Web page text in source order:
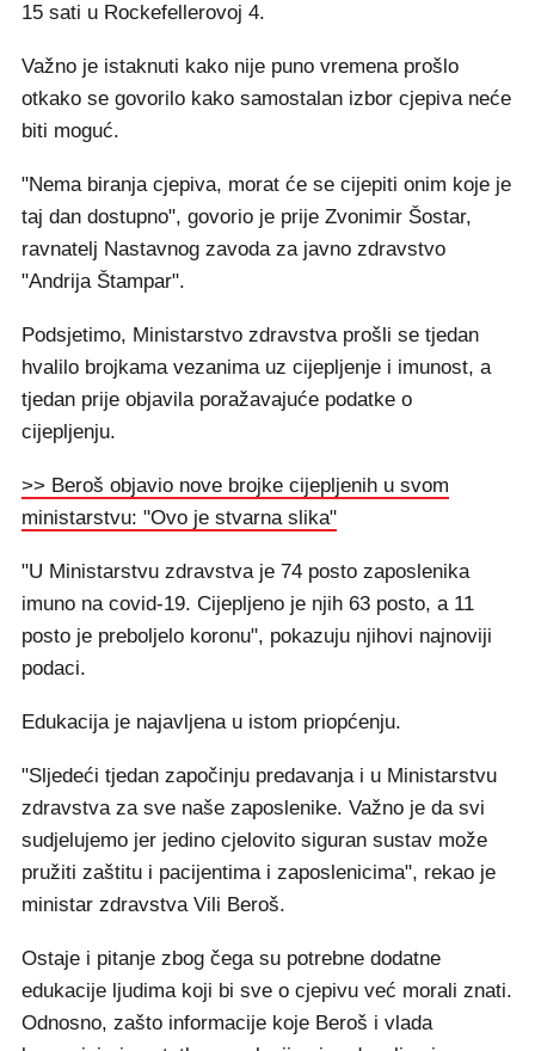
15 sati u Rockefellerovoj 4.
Važno je istaknuti kako nije puno vremena prošlo
otkako se govorilo kako samostalan izbor cjepiva neće
biti moguć.
"Nema biranja cjepiva, morat će se cijepiti onim koje je
taj dan dostupno", govorio je prije Zvonimir Šostar,
ravnatelj Nastavnog zavoda za javno zdravstvo
"Andrija Štampar".
Podsjetimo, Ministarstvo zdravstva prošli se tjedan
hvalilo brojkama vezanima uz cijepljenje i imunost, a
tjedan prije objavila poražavajuće podatke o
cijepljenju.
>> Beroš objavio nove brojke cijepljenih u svom
ministarstvu: "Ovo je stvarna slika"
"U Ministarstvu zdravstva je 74 posto zaposlenika
imuno na covid-19. Cijepljeno je njih 63 posto, a 11
posto je preboljelo koronu", pokazuju njihovi najnoviji
podaci.
Edukacija je najavljena u istom priopćenju.
"Sljedeći tjedan započinju predavanja i u Ministarstvu
zdravstva za sve naše zaposlenike. Važno je da svi
sudjelujemo jer jedino cjelovito siguran sustav može
pružiti zaštitu i pacijentima i zaposlenicima", rekao je
ministar zdravstva Vili Beroš.
Ostaje i pitanje zbog čega su potrebne dodatne
edukacije ljudima koji bi sve o cjepivu već morali znati.
Odnosno, zašto informacije koje Beroš i vlada